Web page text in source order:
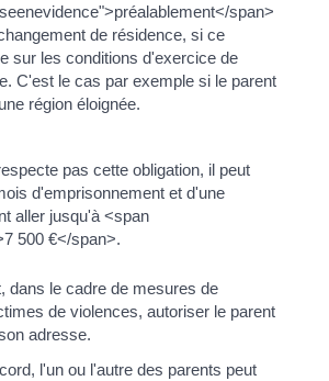
span>
de résidence, si ce
sur les conditions d'exercice de
C'est le cas par exemple si le parent
région éloignée.
pas cette obligation, il peut
d'emprisonnement et d'une
aller jusqu'à <span
500 €</span>.
dans le cadre de mesures de
de violences, autoriser le parent
adresse.
l'un ou l'autre des parents peut